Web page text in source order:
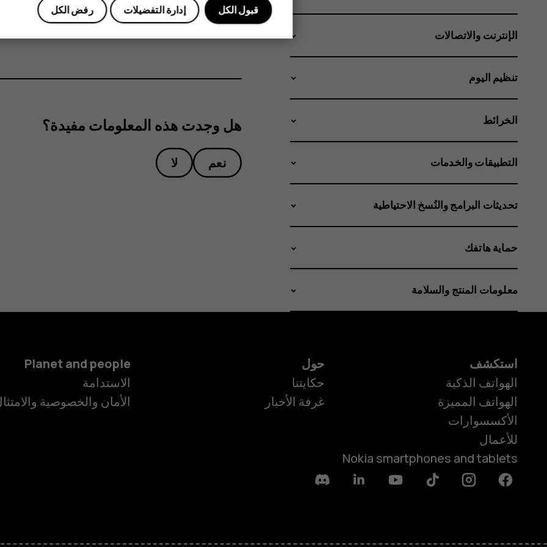
الهواتف الذكية
اكتب ردك في مربع النص أسفل الرسالة، ثم انقر فوق
هل وجدت هذه المعلومات مفيدة؟
نعم لا
الإنترنت والاتصالات
تنظيم اليوم
الخرائط
التطبيقات والخدمات
تحديثات البرامج والنُسخ الاحتياطية
حماية هاتفك
معلومات المنتج والسلامة
استكشف
الهواتف الذكية
الهواتف المميزة
الأكسسوارات
للأعمال
Nokia smartphones and tablets
حول
حكايتنا
غرفة الأخبار
Planet and people
الاستدامة
الأمان والخصوصية
Facebook
Instagram
Tiktok
Youtube
Linkedin
Discord
رفض الكل إدارة التفضيلات قبول الكل